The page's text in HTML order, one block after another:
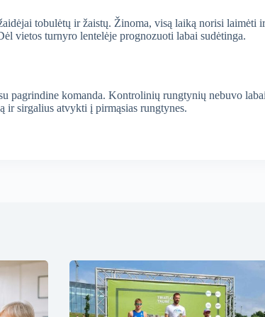
tobulėtų ir žaistų. Žinoma, visą laiką norisi laimėti ir
vietos turnyro lentelėje prognozuoti labai sudėtinga.
pagrindine komanda. Kontrolinių rungtynių nebuvo
ir sirgalius atvykti į pirmąsias rungtynes.